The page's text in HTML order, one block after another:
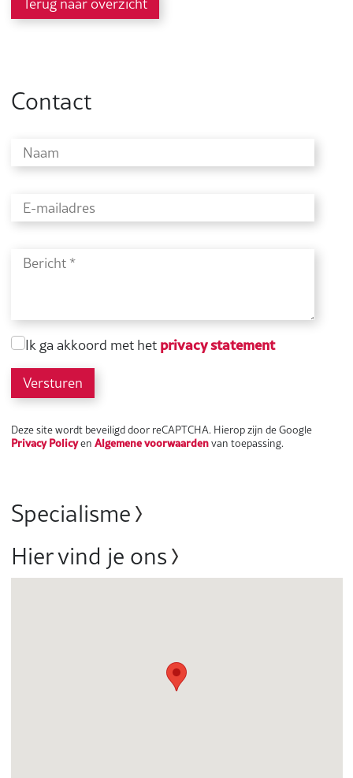
Contact
Ik ga akkoord met het privacy statement
Versturen
Deze site wordt beveiligd door reCAPTCHA. Hierop zijn de Google
Privacy Policyen Algemene voorwaardenvan toepassing.
Specialisme
Hier vind je ons